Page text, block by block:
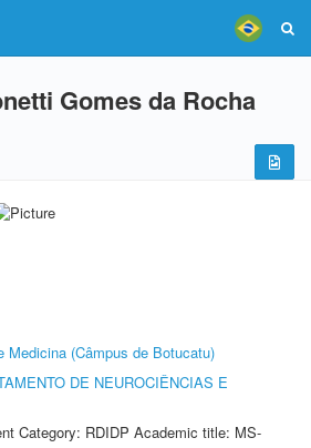
Gomes da Rocha
Medicina (Câmpus de Botucatu)
DE NEUROCIÊNCIAS E
Category: RDIDP Academic title: MS-